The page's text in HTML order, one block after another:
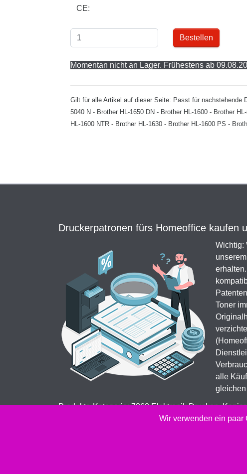
CE:
Bestellen
Momentan nicht an Lager. Frühestens ab
Gilt für alle Artikel auf dieser Seite: Passt für nachstehende
5040 N - Brother HL-1650 DN - Brother HL-1600 - Brother
HL-1600 NTR - Brother HL-1630 - Brother HL-1600 PS -
Druckerpatronen fürs Homeoffice kaufen
Wichtig:
Toner
alle
Produkte-Kategorie: 7362 Elektronik Drucken,
Kopierer & Faxgeräte Drucker-Verbrauchsmaterial
2026 -
Wir verwenden ein paar